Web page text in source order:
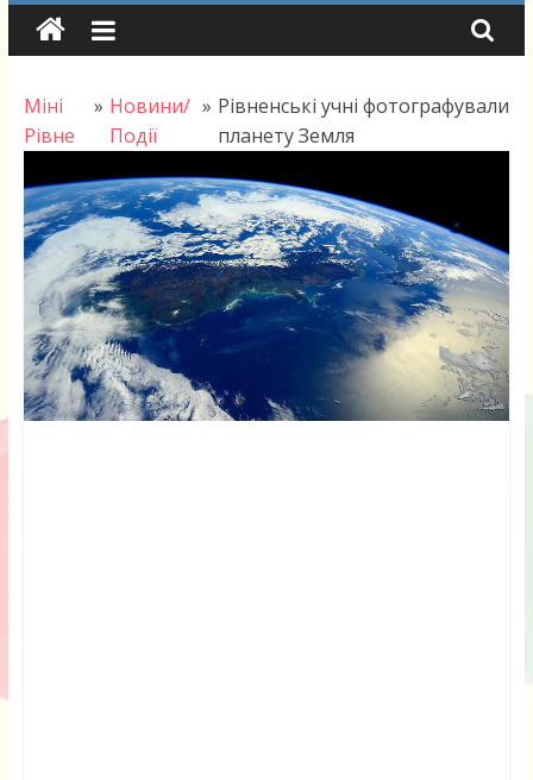
Skip
Міні
Рівне
» Новини/
Події
» Рівненські учні фотографували
планету Земля